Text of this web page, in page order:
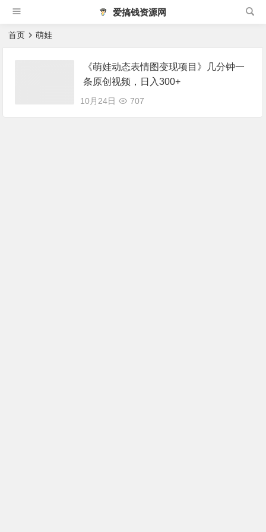
爱搞钱资源网
首页 萌娃
《萌娃动态表情图变现项目》几分钟一
条原创视频，日入300+
10月24日 707